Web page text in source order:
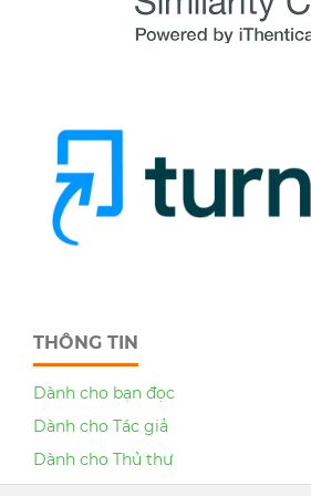
THÔNG TIN
Dành cho bạn đọc
Dành cho Tác giả
Dành cho Thủ thư